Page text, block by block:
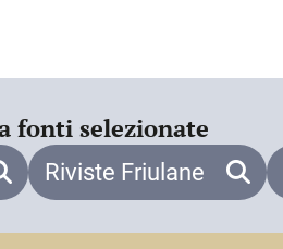
probabilmente
del patriarcato:
ad atti di
fonti selezionate
Riviste Friulane